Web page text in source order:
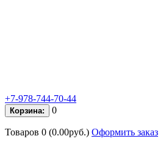
+7-978-744-70-44
Корзина: 0
Товаров 0 (0.00руб.) Оформить заказ